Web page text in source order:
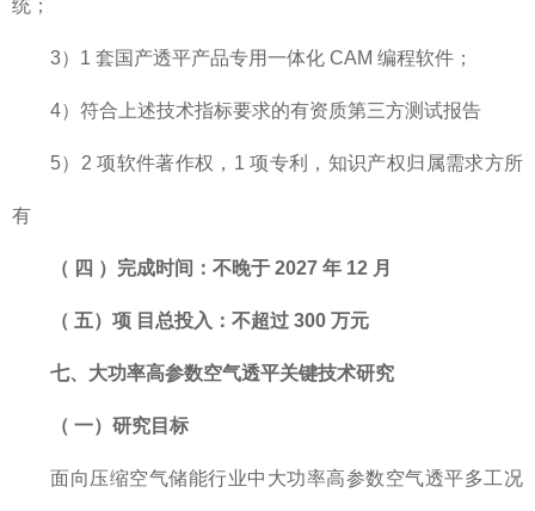
统；
3）1 套国产透平产品专用一体化 CAM 编程软件；
4）符合上述技术指标要求的有资质第三方测试报告
5）2 项软件著作权，1 项专利，知识产权归属需求方所
有
（ 四 ）完成时间：不晚于 2027 年 12 月
（ 五）项 目总投入：不超过 300 万元
七、大功率高参数空气透平关键技术研究
（ 一）研究目标
面向压缩空气储能行业中大功率高参数空气透平多工况